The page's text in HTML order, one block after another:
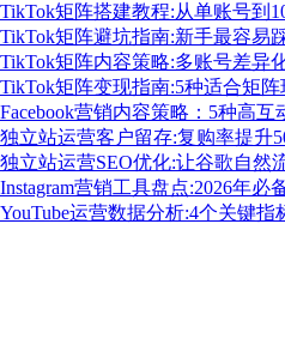
TikTok矩阵搭建教程:从单账号到
TikTok矩阵避坑指南:新手最容易
TikTok矩阵内容策略:多账号差异
TikTok矩阵变现指南:5种适合矩
Facebook营销内容策略：5种高
独立站运营客户留存:复购率提升
独立站运营SEO优化:让谷歌自然
Instagram营销工具盘点:2026年必
YouTube运营数据分析:4个关键指